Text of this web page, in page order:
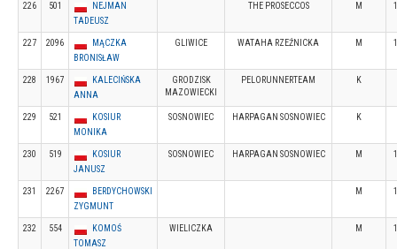
226 501
NEJMAN
TADEUSZ
THE PROSECCOS M
227 2096
MĄCZKA
BRONISŁAW
GLIWICE WATAHA RZEŹNICKA M
228 1967
KALECIŃSKA
ANNA
GRODZISK
MAZOWIECKI
PELORUNNERTEAM K
229 521
KOSIUR
MONIKA
SOSNOWIEC HARPAGAN SOSNOWIEC K
230 519
KOSIUR
JANUSZ
SOSNOWIEC HARPAGAN SOSNOWIEC M
231 2267
BERDYCHOWSKI
ZYGMUNT
M
232 554
KOMOŚ
TOMASZ
WIELICZKA M